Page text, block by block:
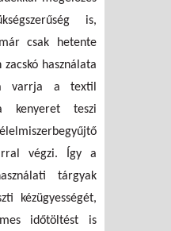
is,
csak hetente
használata
varrja a textil
kenyeret teszi
végzi. Így a
tárgyak
kézügyességét,
időtöltést is